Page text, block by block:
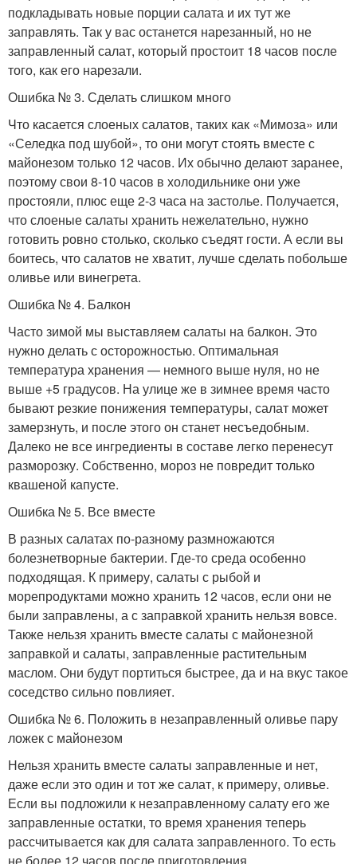
подкладывать новые порции салата и их тут же
заправлять. Так у вас останется нарезанный, но не
заправленный салат, который простоит 18 часов после
того, как его нарезали.
Ошибка № 3. Сделать слишком много
Что касается слоеных салатов, таких как «Мимоза» или
«Селедка под шубой», то они могут стоять вместе с
майонезом только 12 часов. Их обычно делают заранее,
поэтому свои 8-10 часов в холодильнике они уже
простояли, плюс еще 2-3 часа на застолье. Получается,
что слоеные салаты хранить нежелательно, нужно
готовить ровно столько, сколько съедят гости. А если вы
боитесь, что салатов не хватит, лучше сделать побольше
оливье или винегрета.
Ошибка № 4. Балкон
Часто зимой мы выставляем салаты на балкон. Это
нужно делать с осторожностью. Оптимальная
температура хранения — немного выше нуля, но не
выше +5 градусов. На улице же в зимнее время часто
бывают резкие понижения температуры, салат может
замерзнуть, и после этого он станет несъедобным.
Далеко не все ингредиенты в составе легко перенесут
разморозку. Собственно, мороз не повредит только
квашеной капусте.
Ошибка № 5. Все вместе
В разных салатах по-разному размножаются
болезнетворные бактерии. Где-то среда особенно
подходящая. К примеру, салаты с рыбой и
морепродуктами можно хранить 12 часов, если они не
были заправлены, а с заправкой хранить нельзя вовсе.
Также нельзя хранить вместе салаты с майонезной
заправкой и салаты, заправленные растительным
маслом. Они будут портиться быстрее, да и на вкус такое
соседство сильно повлияет.
Ошибка № 6. Положить в незаправленный оливье пару
ложек с майонезом
Нельзя хранить вместе салаты заправленные и нет,
даже если это один и тот же салат, к примеру, оливье.
Если вы подложили к незаправленному салату его же
заправленные остатки, то время хранения теперь
рассчитывается как для салата заправленного. То есть